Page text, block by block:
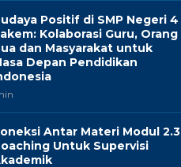
Positif di SMP Negeri 4
Kolaborasi Guru, Orang
dan Masyarakat untuk
Depan Pendidikan
Antar Materi Modul 2.3
Untuk Supervisi